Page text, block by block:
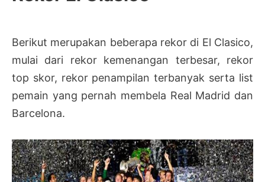
Berikut merupakan beberapa rekor di El Clasico,
mulai dari rekor kemenangan terbesar, rekor
top skor, rekor penampilan terbanyak serta list
pemain yang pernah membela Real Madrid dan
Barcelona.